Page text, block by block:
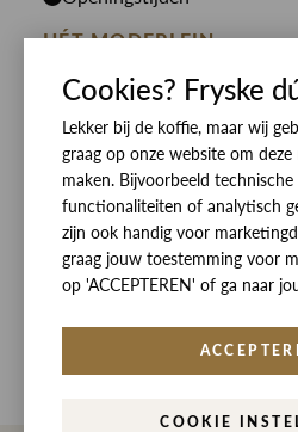
HÉT MODEPLEIN
ZIJ VAN RINSMA
DE HEEREN VAN RINSMA
RINSMA.CONCEPTS
Eten en drinken
Openingstijden
Werken bij RINSMA
CUSTOMER CARE
Veelgestelde vragen
Retourneren & Ruilen
Betaalmethoden
Bezorgen
Contact
SOCIALS
ZIJ VAN RINSMA DE
Cookies? Fryske
Lekker bij de koffie, maar wij
graag op onze website om
maken. Bijvoorbeeld
functionaliteiten of analytisch
zijn ook handig voor
graag jouw toestemming voor
op 'ACCEPTEREN' of ga naar
COOKIE